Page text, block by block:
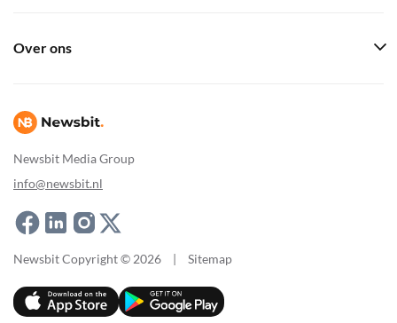
Newsbit Media Group
info@newsbit.nl
Over ons
Newsbit Copyright © 2026 | Sitemap